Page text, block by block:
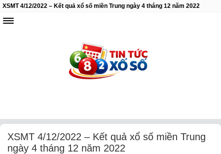
XSMT 4/12/2022 – Kết quả xổ số miền Trung ngày 4 tháng 12 năm 2022
XSMT 4/12/2022 – Kết quả xổ số miền Trung
ngày 4 tháng 12 năm 2022